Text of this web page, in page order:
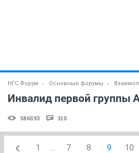
НГС.Форум Основные форумы
586593 310
1 7 8 9 10